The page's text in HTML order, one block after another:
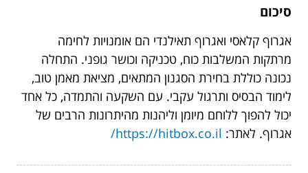
סיכום
אגרוף קלאסי ואגרוף תאילנדי הם אומנויות לחימה
מרתקות המשלבות כוח, טכניקה וכושר גופני. התחלה
נכונה כוללת בחירת הסגנון המתאים, מציאת מאמן טוב,
לימוד הבסיס ותרגול עקבי. עם השקעה והתמדה, כל אחד
יכול להפוך ללוחם מיומן וליהנות מהיתרונות הרבים של
אגרוף. לאתר: https://hitbox.co.il/